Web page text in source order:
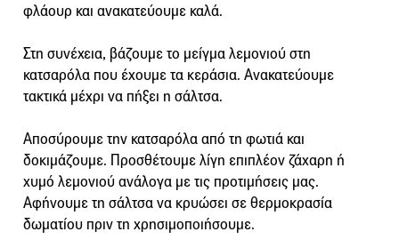
φλάουρ και ανακατεύουμε καλά.
Στη συνέχεια, βάζουμε το μείγμα λεμονιού στη
κατσαρόλα που έχουμε τα κεράσια. Ανακατεύουμε
τακτικά μέχρι να πήξει η σάλτσα.
Αποσύρουμε την κατσαρόλα από τη φωτιά και
δοκιμάζουμε. Προσθέτουμε λίγη επιπλέον ζάχαρη ή
χυμό λεμονιού ανάλογα με τις προτιμήσεις μας.
Αφήνουμε τη σάλτσα να κρυώσει σε θερμοκρασία
δωματίου πριν τη χρησιμοποιήσουμε.